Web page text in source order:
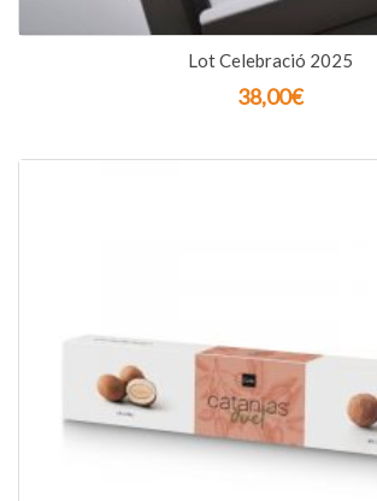
Lot Celebració 2025
38,00€